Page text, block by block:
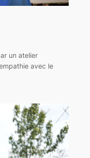
un atelier
avec le